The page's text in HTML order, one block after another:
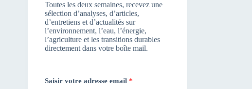
Toutes les deux semaines, recevez une
sélection d’analyses, d’articles,
d’entretiens et d’actualités sur
l’environnement, l’eau, l’énergie,
l’agriculture et les transitions durables
directement dans votre boîte mail.
o
Saisir votre adresse email *